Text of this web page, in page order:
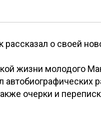
о своей
жизни молодого
очерки и